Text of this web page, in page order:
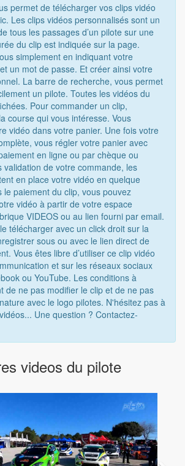
permet de télécharger vos clips vidéo
Les clips vidéos personnalisés sont un
tous les passages d’un pilote sur une
du clip est indiquée sur la page.
simplement en indiquant votre
un mot de passe. Et créer ainsi votre
La barre de recherche, vous permet
un pilote. Toutes les vidéos du
Pour commander un clip,
course qui vous intéresse. Vous
vidéo dans votre panier. Une fois votre
vous régler votre panier avec
en ligne ou par chèque ou
validation de votre commande, les
en place votre vidéo en quelque
le paiement du clip, vous pouvez
vidéo à partir de votre espace
VIDEOS ou au lien fourni par email.
télécharger avec un click droit sur la
sous ou avec le lien direct de
Vous êtes libre d’utiliser ce clip vidéo
et sur les réseaux sociaux
ou YouTube. Les conditions à
de ne pas modifier le clip et de ne pas
avec le logo pilotes. N'hésitez pas à
Une question ? Contactez-
videos du pilote